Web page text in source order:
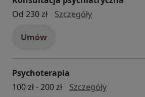
Od 230 zł
Szczegółykonsultacja
Umów
Psychoterapia
100 zł - 200 zł
Szczegóły